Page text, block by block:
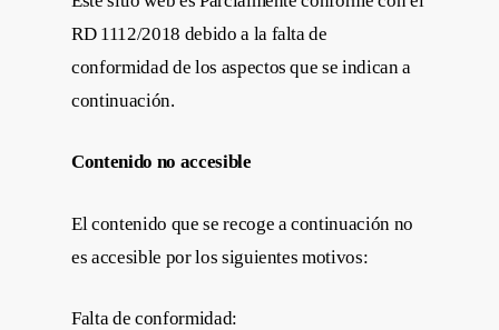
RD 1112/2018 debido a la falta de
conformidad de los aspectos que se indican a
continuación.
Contenido no accesible
El contenido que se recoge a continuación no
es accesible por los siguientes motivos:
Falta de conformidad: